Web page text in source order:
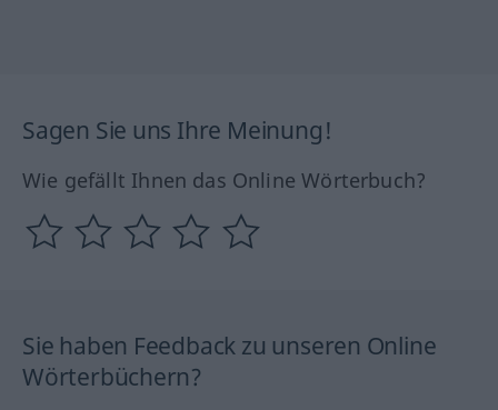
Sagen Sie uns Ihre Meinung!
Wie gefällt Ihnen das Online Wörterbuch?
Sie haben Feedback zu unseren Online
Wörterbüchern?